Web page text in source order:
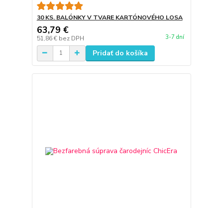
30 KS. BALÓNKY V TVARE KARTÓNOVÉHO LOSA
63,79 €
51,86 € bez DPH 3-7 dní
Pridať do košíka